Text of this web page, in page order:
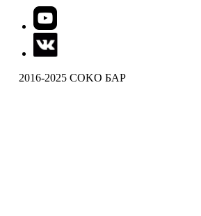
2016-2025 COKO БАР